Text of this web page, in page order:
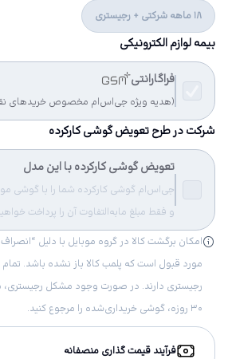
18 ماهه شرکتی + رجیستری
بیمه لوازم الکترونیکی
فراگارانتی
(هدیه ویژه جی‌اس‌ام مخصوص خریدهای
شرکت در طرح تعویض گوشی کارکرده
تعویض گوشی کارکرده با این مدل
جی‌اس‌ام گوشی کارکرده شما را با گوشی
و فقط مبلغ مابه‌التفاوت آن را پرداخت
امکان برگشت کالا در گروه موبایل با دلیل
مورد قبول است که پلمب کالا باز نشده باشد.
رجیستری دارند. در صورت وجود مشکل رجیستری،
۳۰ روزه، گوشی خریداری‌شده را مرجوع کنید.
فرآیند قیمت گذاری منصفانه